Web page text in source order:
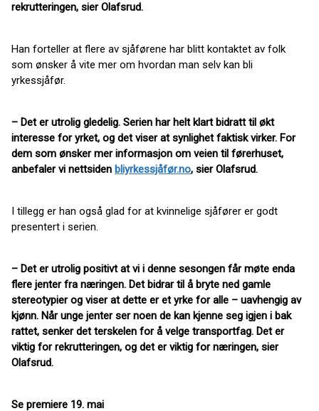
rekrutteringen, sier Olafsrud.
Han forteller at flere av sjåførene har blitt kontaktet av folk
som ønsker å vite mer om hvordan man selv kan bli
yrkessjåfør.
– Det er utrolig gledelig. Serien har helt klart bidratt til økt
interesse for yrket, og det viser at synlighet faktisk virker. For
dem som ønsker mer informasjon om veien til førerhuset,
anbefaler vi nettsiden bliyrkessjåfør.no, sier Olafsrud.
I tillegg er han også glad for at kvinnelige sjåfører er godt
presentert i serien.
– Det er utrolig positivt at vi i denne sesongen får møte enda
flere jenter fra næringen. Det bidrar til å bryte ned gamle
stereotypier og viser at dette er et yrke for alle – uavhengig av
kjønn. Når unge jenter ser noen de kan kjenne seg igjen i bak
rattet, senker det terskelen for å velge transportfag. Det er
viktig for rekrutteringen, og det er viktig for næringen, sier
Olafsrud.
Se premiere 19. mai